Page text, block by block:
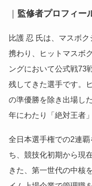
監修者プロフィー
比護 忍 氏は、マスボ
携わり、ヒットマスボ
ングにおいて公式戦73
残してきた選手です。
の準優勝を除き出場し
年にわたり「絶対王者
全日本選手権での2連
ち、競技化初期から現
きた、第一世代の中核